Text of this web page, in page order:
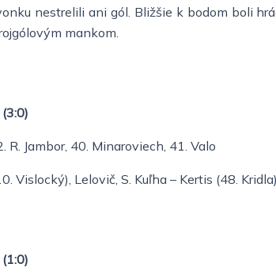
nestrelili ani gól. Bližšie k bodom boli
mankom.
Jambor, 40. Minaroviech, 41. Valo
Vislocký), Lelovič, S. Kuľha – Kertis (48.